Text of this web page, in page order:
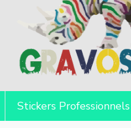
Stickers Professionnels